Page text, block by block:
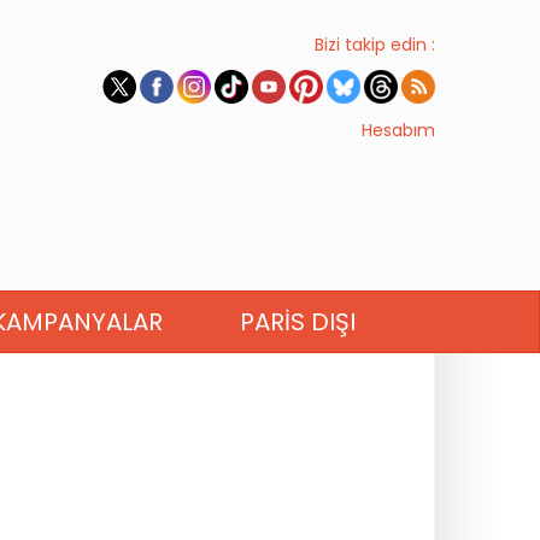
Bizi takip edin :
Hesabım
PARIS DIŞI